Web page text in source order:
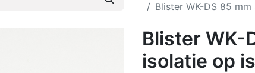
Blister WK-DS 85
Blister WK-
isolatie op